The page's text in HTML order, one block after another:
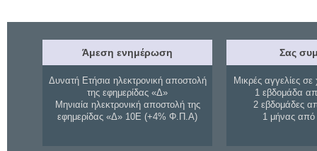
Άμεση ενημέρωση
Δυνατή Ετήσια ηλεκτρονική αποστολή
της εφημερίδας «Δ»
Μηνιαία ηλεκτρονική αποστολή της
εφημερίδας «Δ» 10Ε (+4% Φ.Π.Α)
Σας
Μικρές αγγελίες σε
1 εβδομάδα
2 εβδομάδες
1 μήνας